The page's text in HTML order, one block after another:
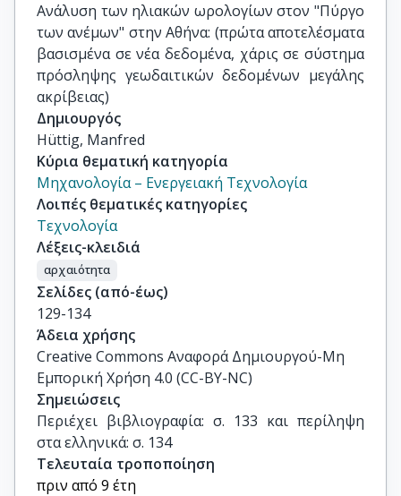
Ανάλυση των ηλιακών ωρολογίων στον "Πύργο
των ανέμων" στην Αθήνα: (πρώτα αποτελέσματα
βασισμένα σε νέα δεδομένα, χάρις σε σύστημα
πρόσληψης γεωδαιτικών δεδομένων μεγάλης
ακρίβειας)
Δημιουργός
Hüttig, Manfred
Κύρια θεματική κατηγορία
Μηχανολογία – Ενεργειακή Τεχνολογία
Λοιπές θεματικές κατηγορίες
Τεχνολογία
Λέξεις-κλειδιά
αρχαιότητα
Σελίδες (από-έως)
129-134
Άδεια χρήσης
Creative Commons Αναφορά Δημιουργού-Μη
Εμπορική Χρήση 4.0 (CC-BY-NC)
Σημειώσεις
Περιέχει βιβλιογραφία: σ. 133 και περίληψη
στα ελληνικά: σ. 134
Τελευταία τροποποίηση
πριν από 9 έτη